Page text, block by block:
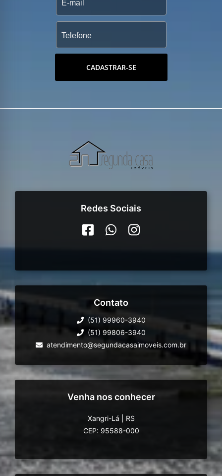
CADASTRAR-SE
Redes Sociais
Contato
(51) 99960-3940
(51) 99806-3940
atendimento@segundacasaimoveis.com.br
Venha nos conhecer
Xangri-Lá
RS
CEP: 95588-000